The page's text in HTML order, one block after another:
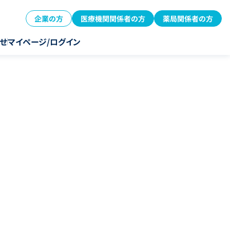
企業の方 医療機関関係者の方 薬局関係者の方
マイページ/ログイン